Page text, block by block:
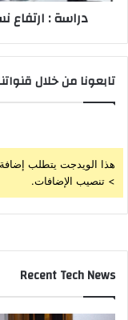
دراسة : ارتفاع
تابعونا من خلال
هذا الويدجت يتطلب إضافة
> تنصيب الإضافات.
Recent Tech News